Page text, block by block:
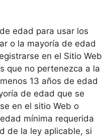
edad para usar los
o la mayoría de edad
en el Sitio Web
que no pertenezca a la
13 años de edad
de edad que se
en el sitio Web o
mínima requerida
de la ley aplicable, si